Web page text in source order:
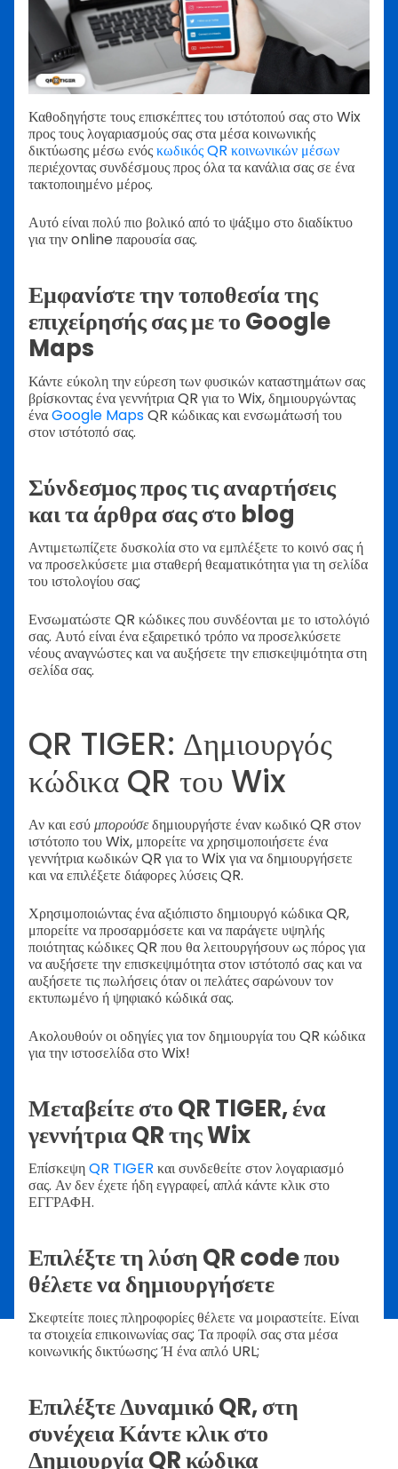
Καθοδηγήστε τους επισκέπτες του ιστότοπού σας στο Wix
προς τους λογαριασμούς σας στα μέσα κοινωνικής
δικτύωσης μέσω ενόςκωδικός QR κοινωνικών μέσων
περιέχοντας συνδέσμους προς όλα τα κανάλια σας σε ένα
τακτοποιημένο μέρος.
Αυτό είναι πολύ πιο βολικό από το ψάξιμο στο διαδίκτυο
για την online παρουσία σας.
Εμφανίστε την τοποθεσία της
επιχείρησής σας με το Google
Maps
Κάντε εύκολη την εύρεση των φυσικών καταστημάτων σας
βρίσκοντας ένα γεννήτρια QR για το Wix, δημιουργώντας
έναGoogle MapsQR κώδικας και ενσωμάτωσή του
στον ιστότοπό σας.
Σύνδεσμος προς τις αναρτήσεις
και τα άρθρα σας στο blog
Αντιμετωπίζετε δυσκολία στο να εμπλέξετε το κοινό σας ή
να προσελκύσετε μια σταθερή θεαματικότητα για τη σελίδα
του ιστολογίου σας;
Ενσωματώστε QR κώδικες που συνδέονται με το ιστολόγιό
σας. Αυτό είναι ένα εξαιρετικό τρόπο να προσελκύσετε
νέους αναγνώστες και να αυξήσετε την επισκεψιμότητα στη
σελίδα σας.
QR TIGER: Δημιουργός
κώδικα QR του Wix
Αν και εσύμπορούσεδημιουργήστε έναν κωδικό QR στον
ιστότοπο του Wix, μπορείτε να χρησιμοποιήσετε ένα
γεννήτρια κωδικών QR για το Wix για να δημιουργήσετε
και να επιλέξετε διάφορες λύσεις QR.
Χρησιμοποιώντας ένα αξιόπιστο δημιουργό κώδικα QR,
μπορείτε να προσαρμόσετε και να παράγετε υψηλής
ποιότητας κώδικες QR που θα λειτουργήσουν ως πόρος για
να αυξήσετε την επισκεψιμότητα στον ιστότοπό σας και να
αυξήσετε τις πωλήσεις όταν οι πελάτες σαρώνουν τον
εκτυπωμένο ή ψηφιακό κώδικά σας.
Ακολουθούν οι οδηγίες για τον δημιουργία του QR κώδικα
για την ιστοσελίδα στο Wix!
Μεταβείτε στο QR TIGER, ένα
γεννήτρια QR της Wix
ΕπίσκεψηQR TIGER και συνδεθείτε στον λογαριασμό
σας. Αν δεν έχετε ήδη εγγραφεί, απλά κάντε κλικ στο
ΕΓΓΡΑΦΗ.
Επιλέξτε τη λύση QR code που
θέλετε να δημιουργήσετε
Σκεφτείτε ποιες πληροφορίες θέλετε να μοιραστείτε. Είναι
τα στοιχεία επικοινωνίας σας; Τα προφίλ σας στα μέσα
κοινωνικής δικτύωσης; Ή ένα απλό URL;
Επιλέξτε Δυναμικό QR, στη
συνέχεια Κάντε κλικ στο
Δημιουργία QR κώδικα